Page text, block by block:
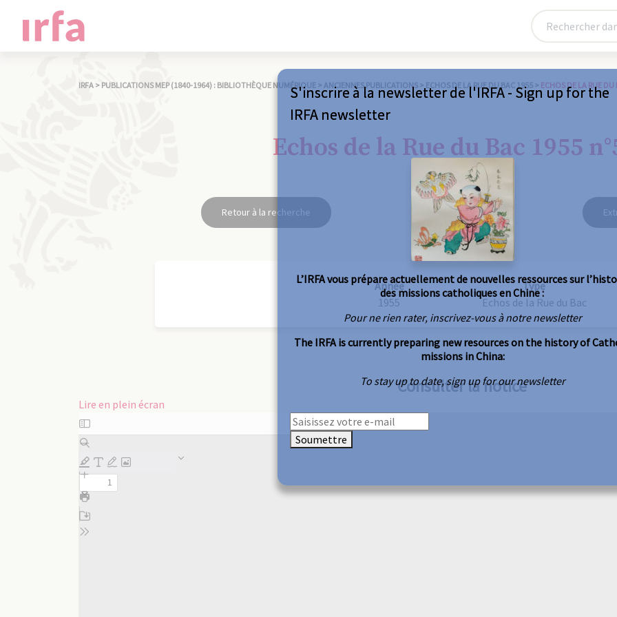
IRFA > PUBLICATIONS MEP (1840-1964) : BIBLIOTHÈQUE NUMÉRIQUE > ANCIENNES PUBLICATIONS > ECHOS DE LA RUE DU BAC 1955 > ECHOS DE LA RUE
Echos de la Rue du Bac 1955
Retour à la recherche
Année
1955
Type
Echos de la Rue du Bac
Consulter la notice
Lire en plein écran
Aller
au
contenu
PDF
S'inscrire à la newsletter de l'IRFA - Sign up for the
IRFA newsletter
L’IRFA vous prépare actuellement de nouvelles ressources sur
des missions catholiques en Chine :
Pour ne rien rater, inscrivez-vous à notre newsletter
The IRFA is currently preparing new resources on the history of
missions in China:
To stay up to date, sign up for our newsletter
Soumettre